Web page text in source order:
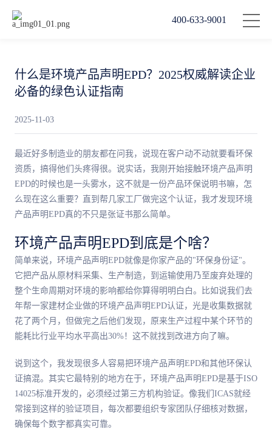
400-633-9001
什么是环境产品声明EPD？2025权威解读企业
必备的绿色认证指南
2025-11-03
最近好多制造业的朋友都在问我，说现在客户动不动就要看环保
资质，搞得他们头疼得很。说实话，我刚开始接触环境产品声明
EPD的时候也是一头雾水，这不就是一份产品环保说明书嘛，怎
么现在这么重要？直到帮几家工厂做完这个认证，我才发现环境
产品声明EPD真的不只是张证书那么简单。
环境产品声明EPD到底是个啥？
简单来说，环境产品声明EPD就像是你家产品的"环保身份证"。
它把产品从原材料采集、生产制造，到运输使用乃至废弃处理的
整个生命周期对环境的影响都给你算得明明白白。比如说我们去
年帮一家建材企业做的环境产品声明EPD认证，光是收集数据就
花了两个月，但做完之后他们发现，原来生产过程中某个环节的
能耗比行业平均水平高出30%！这不就找到改进方向了嘛。
说到这个，我发现很多人容易把环境产品声明EPD和其他环保认
证搞混。其实它最特别的地方在于，环境产品声明EPD是基于ISO
14025标准开发的，必须经过第三方机构验证。像我们ICAS就经
常接到这样的验证项目，每次都要组织专家团队仔细核对数据，
确保每个数字都真实可靠。